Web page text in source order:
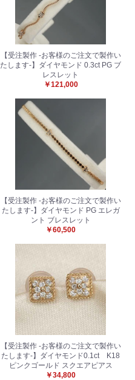
【受注製作 -お客様のご注文で製作い
たします-】ダイヤモンド 0.3ct PG ブ
レスレット
￥121,000
【受注製作 -お客様のご注文で製作い
たします-】ダイヤモンド PG エレガ
ント ブレスレット
￥60,500
【受注製作 -お客様のご注文で製作い
たします-】ダイヤモンド0.1ct K18
ピンクゴールド スクエアピアス
￥34,800